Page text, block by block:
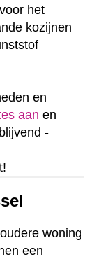
het
kozijnen
en
aan en
-
woning
een